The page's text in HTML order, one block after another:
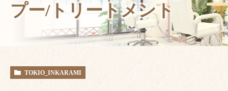
プー/トリートメント
TOKIO_INKARAMI